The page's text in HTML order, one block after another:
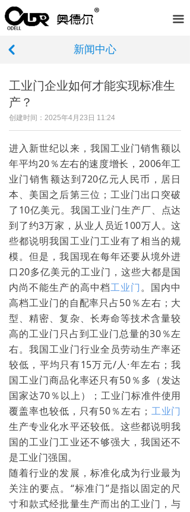
끀
首页
服务案例
荣誉资质
新闻中心
在线留言
联系我们
工业门企业如何才能实现标准生
产？
创建时间： 2025年4月23日 11:24
进入新世纪以来，我国工业门销售额以
年平均20％左右的速度增长，2006年工
业门销售额达到720亿元人民币，居日
本、美国之后第三位；工业门出口突破
了10亿美元。我国工业门生产厂、点达
到了约3万家，从业人员近100万人。这
些都说明我国工业门工业有了相当的规
模。但是，我国现在每年还要从境外进
口20多亿美元的工业门，这些大都是国
内尚不能生产的高中档工业门。国内中
高档工业门的自配率只占50％左右；大
型、精密、复杂、长寿命等技术含量较
高的工业门只占到工业门总量的30％左
右。我国工业门行业全员劳动生产率还
较低，平均只有15万元/人·年左右；我
国工业门商品化率还只有50％多（发达
国家达70％以上）；工业门标准件使用
覆盖率也较低，只有50％左右； 工业门
生产专业化水平还较低。这些都说明我
国的工业门工业还不够强大，我国还不
是工业门强国。
随着行业的发展，标准化成为行业最为
关注的要点。“标准门”是指以固定的尺
寸和款式经批量生产而出的工业门，与
낒 新闻中心